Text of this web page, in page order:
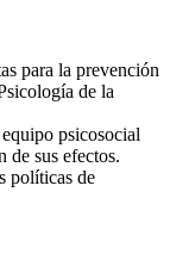
para la prevención
de la
psicosocial
de sus efectos.
políticas de